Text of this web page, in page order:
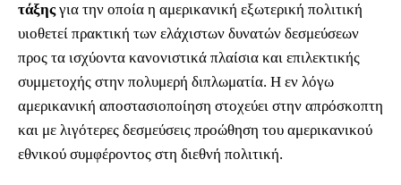
τάξηςγια την οποία η αμερικανική εξωτερική πολιτική
υιοθετεί πρακτική των ελάχιστων δυνατών δεσμεύσεων
προς τα ισχύοντα κανονιστικά πλαίσια και επιλεκτικής
συμμετοχής στην πολυμερή διπλωματία. Η εν λόγω
αμερικανική αποστασιοποίηση στοχεύει στην απρόσκοπτη
και με λιγότερες δεσμεύσεις προώθηση του αμερικανικού
εθνικού συμφέροντος στη διεθνή πολιτική.